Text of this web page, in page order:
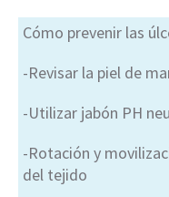
Cómo prevenir las
-Revisar la piel de
-Utilizar jabón PH
-Rotación y
del tejido